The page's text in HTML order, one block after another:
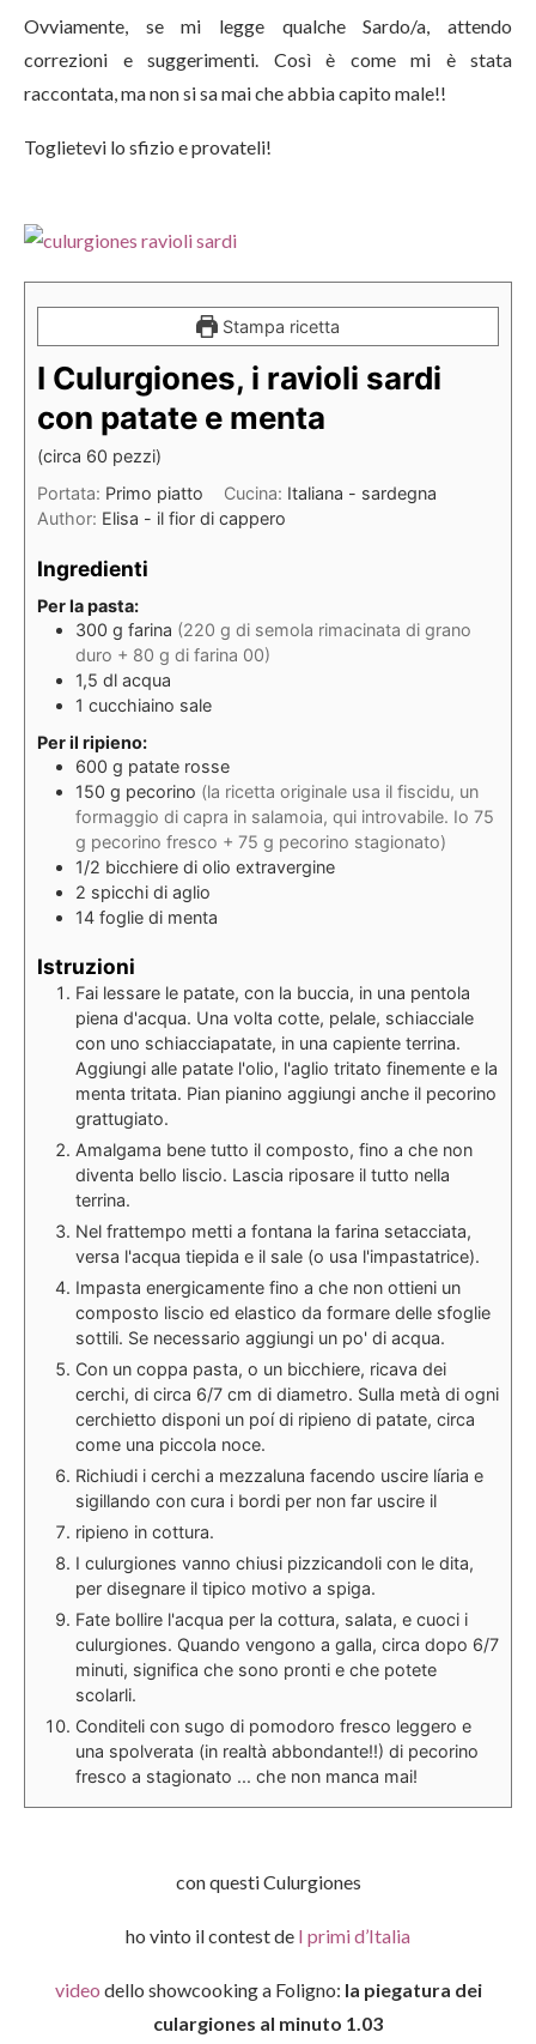
Ovviamente, se mi legge qualche Sardo/a, attendo
correzioni e suggerimenti. Così è come mi è stata
raccontata, ma non si sa mai che abbia capito male!!
Toglietevi lo sfizio e provateli!
Stampa ricetta
I Culurgiones, i ravioli sardi
con patate e menta
(circa 60 pezzi)
Portata: Primo piatto Cucina: Italiana - sardegna
Author: Elisa - il fior di cappero
Ingredienti
Per la pasta:
300 g farina (220 g di semola rimacinata di grano
duro + 80 g di farina 00)
1,5 dl acqua
1 cucchiaino sale
Per il ripieno:
600 g patate rosse
150 g pecorino (la ricetta originale usa il fiscidu, un
formaggio di capra in salamoia, qui introvabile. Io 75
g pecorino fresco + 75 g pecorino stagionato)
1/2 bicchiere di olio extravergine
2 spicchi di aglio
14 foglie di menta
Istruzioni
Fai lessare le patate, con la buccia, in una pentola
piena d'acqua. Una volta cotte, pelale, schiacciale
con uno schiacciapatate, in una capiente terrina.
Aggiungi alle patate l'olio, l'aglio tritato finemente e la
menta tritata. Pian pianino aggiungi anche il pecorino
grattugiato.
Amalgama bene tutto il composto, fino a che non
diventa bello liscio. Lascia riposare il tutto nella
terrina.
Nel frattempo metti a fontana la farina setacciata,
versa l'acqua tiepida e il sale (o usa l'impastatrice).
Impasta energicamente fino a che non ottieni un
composto liscio ed elastico da formare delle sfoglie
sottili. Se necessario aggiungi un po' di acqua.
Con un coppa pasta, o un bicchiere, ricava dei
cerchi, di circa 6/7 cm di diametro. Sulla metà di ogni
cerchietto disponi un poí di ripieno di patate, circa
come una piccola noce.
Richiudi i cerchi a mezzaluna facendo uscire líaria e
sigillando con cura i bordi per non far uscire il
ripieno in cottura.
I culurgiones vanno chiusi pizzicandoli con le dita,
per disegnare il tipico motivo a spiga.
Fate bollire l'acqua per la cottura, salata, e cuoci i
culurgiones. Quando vengono a galla, circa dopo 6/7
minuti, significa che sono pronti e che potete
scolarli.
Conditeli con sugo di pomodoro fresco leggero e
una spolverata (in realtà abbondante!!) di pecorino
fresco a stagionato ... che non manca mai!
con questi Culurgiones
ho vinto il contest de I primi d’Italia
video dello showcooking a Foligno: la piegatura dei
culargiones al minuto 1.03